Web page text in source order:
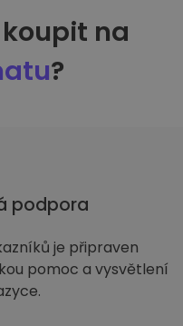
na
?
podpora
je připraven
pomoc a vysvětlení